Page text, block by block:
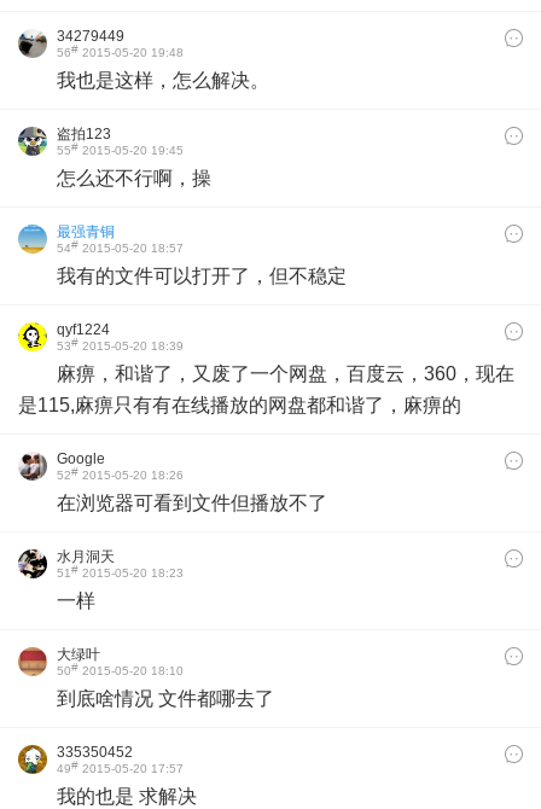
34279449
56# 2015-05-20 19:48
我也是这样，怎么解决。
盗拍123
55# 2015-05-20 19:45
怎么还不行啊，操
最强青铜
54# 2015-05-20 18:57
我有的文件可以打开了，但不稳定
qyf1224
53# 2015-05-20 18:39
麻痹，和谐了，又废了一个网盘，百度云，360，现在
是115,麻痹只有有在线播放的网盘都和谐了，麻痹的
Google
52# 2015-05-20 18:26
在浏览器可看到文件但播放不了
水月洞天
51# 2015-05-20 18:23
一样
大绿叶
50# 2015-05-20 18:10
到底啥情况 文件都哪去了
335350452
49# 2015-05-20 17:57
我的也是 求解决